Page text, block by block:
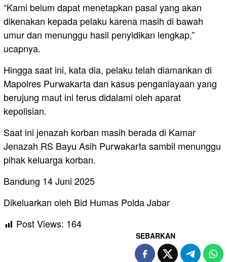
“Kami belum dapat menetapkan pasal yang akan
dikenakan kepada pelaku karena masih di bawah
umur dan menunggu hasil penyidikan lengkap,”
ucapnya.
Hingga saat ini, kata dia, pelaku telah diamankan di
Mapolres Purwakarta dan kasus penganiayaan yang
berujung maut ini terus didalami oleh aparat
kepolisian.
Saat ini jenazah korban masih berada di Kamar
Jenazah RS Bayu Asih Purwakarta sambil menunggu
pihak keluarga korban.
Bandung 14 Juni 2025
Dikeluarkan oleh Bid Humas Polda Jabar
Post Views: 164
SEBARKAN